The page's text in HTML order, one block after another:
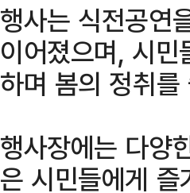
행사는 식전공연
이어졌으며, 시
하며 봄의 정취를
행사장에는 다양
은 시민들에게